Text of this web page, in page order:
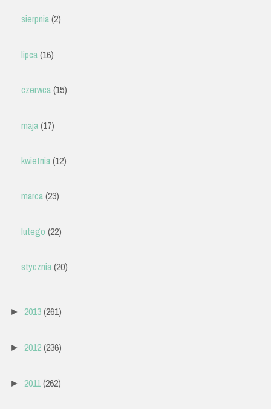
sierpnia(2)
lipca(16)
czerwca(15)
maja(17)
kwietnia(12)
marca(23)
lutego (22)
stycznia(20)
► 2013(261)
► 2012(236)
► 2011(262)